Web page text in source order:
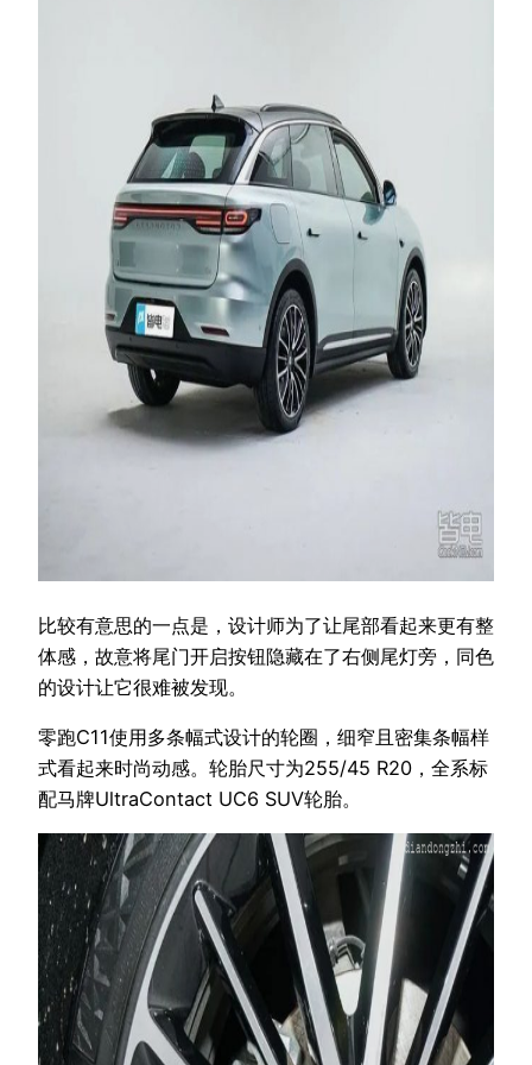
比较有意思的一点是，设计师为了让尾部看起来更有整
体感，故意将尾门开启按钮隐藏在了右侧尾灯旁，同色
的设计让它很难被发现。
零跑C11使用多条幅式设计的轮圈，细窄且密集条幅样
式看起来时尚动感。轮胎尺寸为255/45 R20，全系标
配马牌UltraContact UC6 SUV轮胎。